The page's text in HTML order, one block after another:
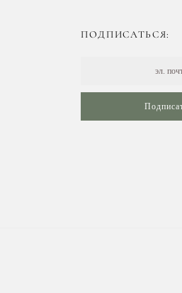
ПОДПИСАТЬСЯ: